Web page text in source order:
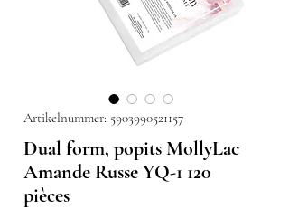
Artikelnummer: 5903990521157
Dual form, popits MollyLac
Amande Russe YQ-1 120
pièces